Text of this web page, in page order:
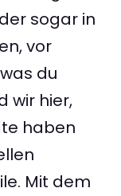
sogar in
vor
du
wir hier,
haben
Mit dem